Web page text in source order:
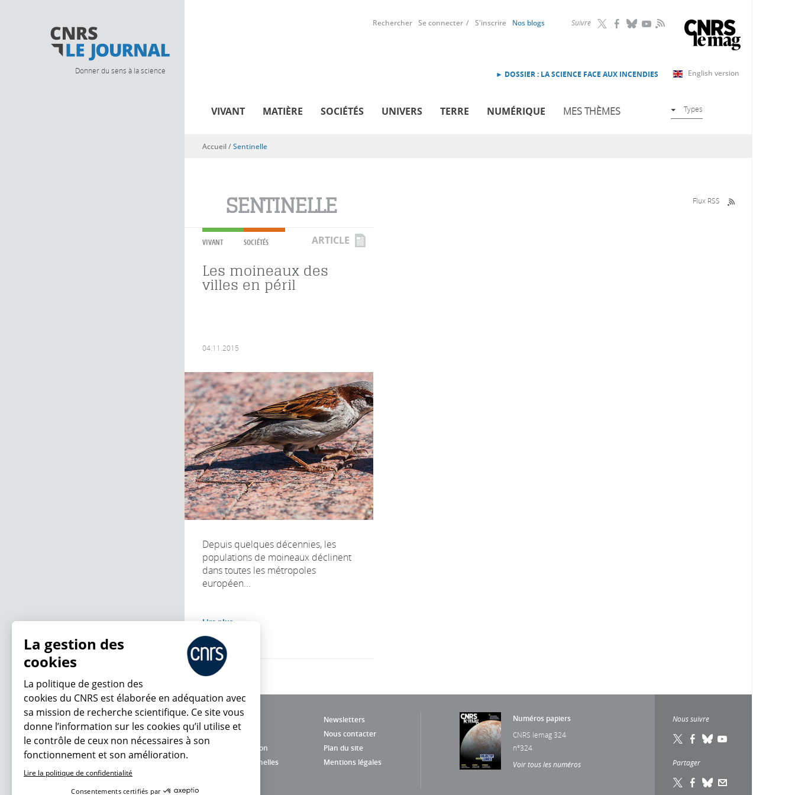
Donner du sens à la science
Suivre RSS
Rechercher Se connecter S'inscrire Nos blogs
English version
► DOSSIER : LA SCIENCE FACE AUX INCENDIES
VIVANT MATIÈRE SOCIÉTÉS UNIVERS TERRE NUMÉRIQUE MES THÈMES Types
Vous êtes ici
Accueil/Sentinelle
SENTINELLE Flux RSS
VIVANT SOCIÉTÉS ARTICLE
Les moineaux des
villes en péril
04.11.2015
Depuis quelques décennies, les
populations de moineaux déclinent
dans toutes les métropoles
européen...
Lire plus
Newsletters
Nous contacter
Charte d'utilisation
Plan du site
Données personnelles
Mentions légales
Numéros papiers
CNRS lemag 324
n°324
Voir tous les numéros
Nous suivre
Partager
En ce moment
La gestion des
cookies
La politique de gestion des
cookies du CNRS est élaborée en adéquation avec
sa mission de recherche scientifique. Ce site vous
donne l’information sur les cookies qu’il utilise et
le contrôle de ceux non nécessaires à son
fonctionnement et son amélioration.
Lire la politique de confidentialité
Consentements certifiés par